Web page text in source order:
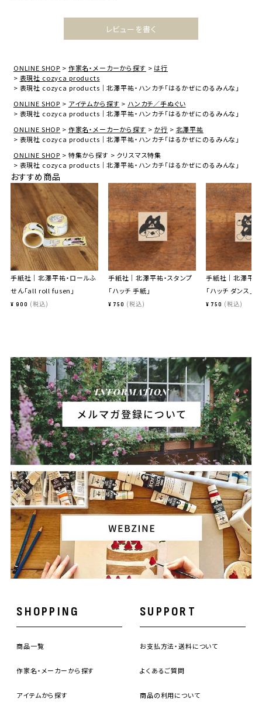
レビューを書く
ONLINE SHOP 作家名・メーカーから探す
は行
表現社 cozyca products
表現社 cozyca products｜北澤平祐・ハンカチ「はるかぜにのるみんな」
ONLINE SHOP
アイテムから探す
ハンカチ／手ぬぐい
表現社 cozyca products｜北澤平祐・ハンカチ「はるかぜにのるみんな」
ONLINE SHOP
作家名・メーカーから探す か行
北澤平祐
表現社 cozyca products｜北澤平祐・ハンカチ「はるかぜにのるみんな」
ONLINE SHOP
特集から探す
クリスマス特集
表現社 cozyca products｜北澤平祐・ハンカチ「はるかぜにのるみんな」
おすすめ商品
手紙社｜北澤平祐・ロールふ
せん「all roll fusen」
¥ 900 税込
手紙社｜北澤平祐・スタンプ
「ハッチ 手紙」
¥ 750 税込
手紙社｜北澤平祐
「ハッチ ダンス」
¥ 750 税込
SHOPPING
商品一覧
作家名・メーカーから探す
アイテムから探す
SUPPORT
お支払方法・送料について
よくあるご質問
商品の利用について